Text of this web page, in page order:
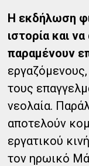
Η εκδήλωση
ιστορία και
παραμένουν
τους
νεολαία.
αποτελούν
εργατικού
τον ηρωικό